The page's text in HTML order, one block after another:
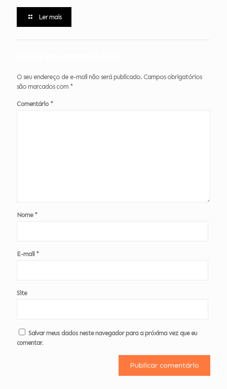
Ler mais
O seu endereço de e-mail não será publicado. Campos obrigatórios
são marcados com *
Comentário *
Nome *
E-mail *
Site
Salvar meus dados neste navegador para a próxima vez que eu
comentar.